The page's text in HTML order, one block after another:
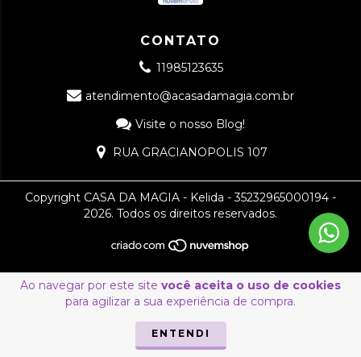
Ao navegar por este site você aceita o uso de cookies
para agilizar a sua experiência de compra.
ENTENDI
CONTATO
11985123635
atendimento@acasadamagia.com.br
Visite o nosso Blog!
RUA GRACIANOPOLIS 107
Copyright CASA DA MAGIA - Kelida - 35232965000194 -
2026. Todos os direitos reservados.